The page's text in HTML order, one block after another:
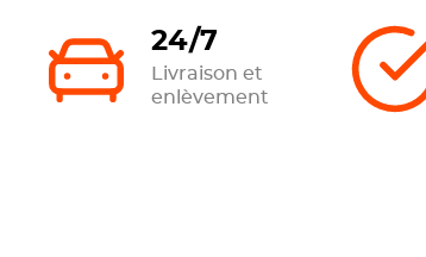
24/7
Livraison et
enlèvement